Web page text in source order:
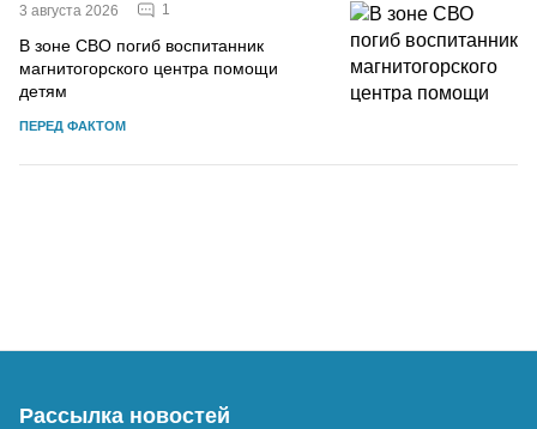
3 августа 2026 1
В зоне СВО погиб воспитанник
магнитогорского центра помощи
детям
ПЕРЕД ФАКТОМ
Рассылка новостей